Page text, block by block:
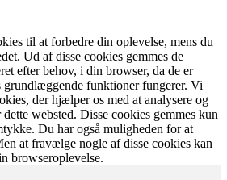
til at forbedre din oplevelse, mens du
Ud af disse cookies gemmes de
efter behov, i din browser, da de er
grundlæggende funktioner fungerer. Vi
der hjælper os med at analysere og
websted. Disse cookies gemmes kun
Du har også muligheden for at
at fravælge nogle af disse cookies kan
browseroplevelse.